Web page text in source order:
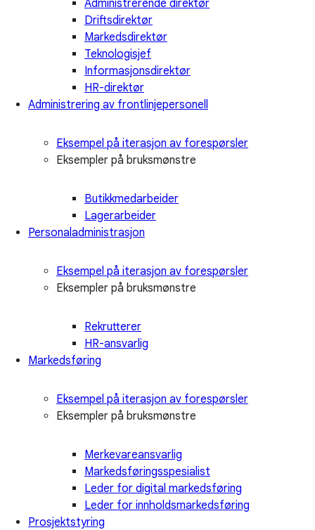
Administrerende direktør
Driftsdirektør
Markedsdirektør
Teknologisjef
Informasjonsdirektør
HR-direktør
Administrering av frontlinjepersonell
Eksempel på iterasjon av forespørsler
Eksempler på bruksmønstre
Butikkmedarbeider
Lagerarbeider
Personaladministrasjon
Eksempel på iterasjon av forespørsler
Eksempler på bruksmønstre
Rekrutterer
HR-ansvarlig
Markedsføring
Eksempel på iterasjon av forespørsler
Eksempler på bruksmønstre
Merkevareansvarlig
Markedsføringsspesialist
Leder for digital markedsføring
Leder for innholdsmarkedsføring
Prosjektstyring